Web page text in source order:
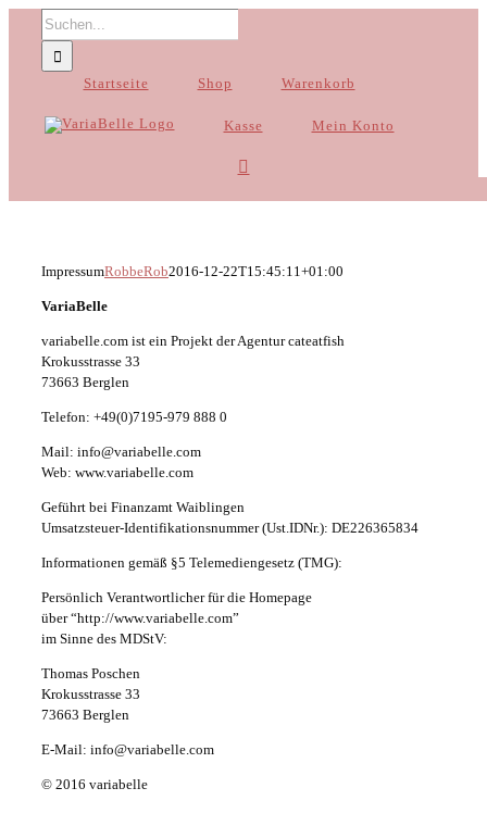
Inhalt
springen
Suche
nach:
Startseite Shop Warenkorb
Kasse Mein Konto
ImpressumRobbeRob2016-12-22T15:45:11+01:00
VariaBelle
variabelle.com ist ein Projekt der Agentur cateatfish
Krokusstrasse 33
73663 Berglen
Telefon: +49(0)7195-979 888 0
Mail: info@variabelle.com
Web: www.variabelle.com
Geführt bei Finanzamt Waiblingen
Umsatzsteuer-Identifikationsnummer (Ust.IDNr.): DE226365834
Informationen gemäß §5 Telemediengesetz (TMG):
Persönlich Verantwortlicher für die Homepage
über “http://www.variabelle.com”
im Sinne des MDStV:
Thomas Poschen
Krokusstrasse 33
73663 Berglen
E-Mail: info@variabelle.com
© 2016 variabelle